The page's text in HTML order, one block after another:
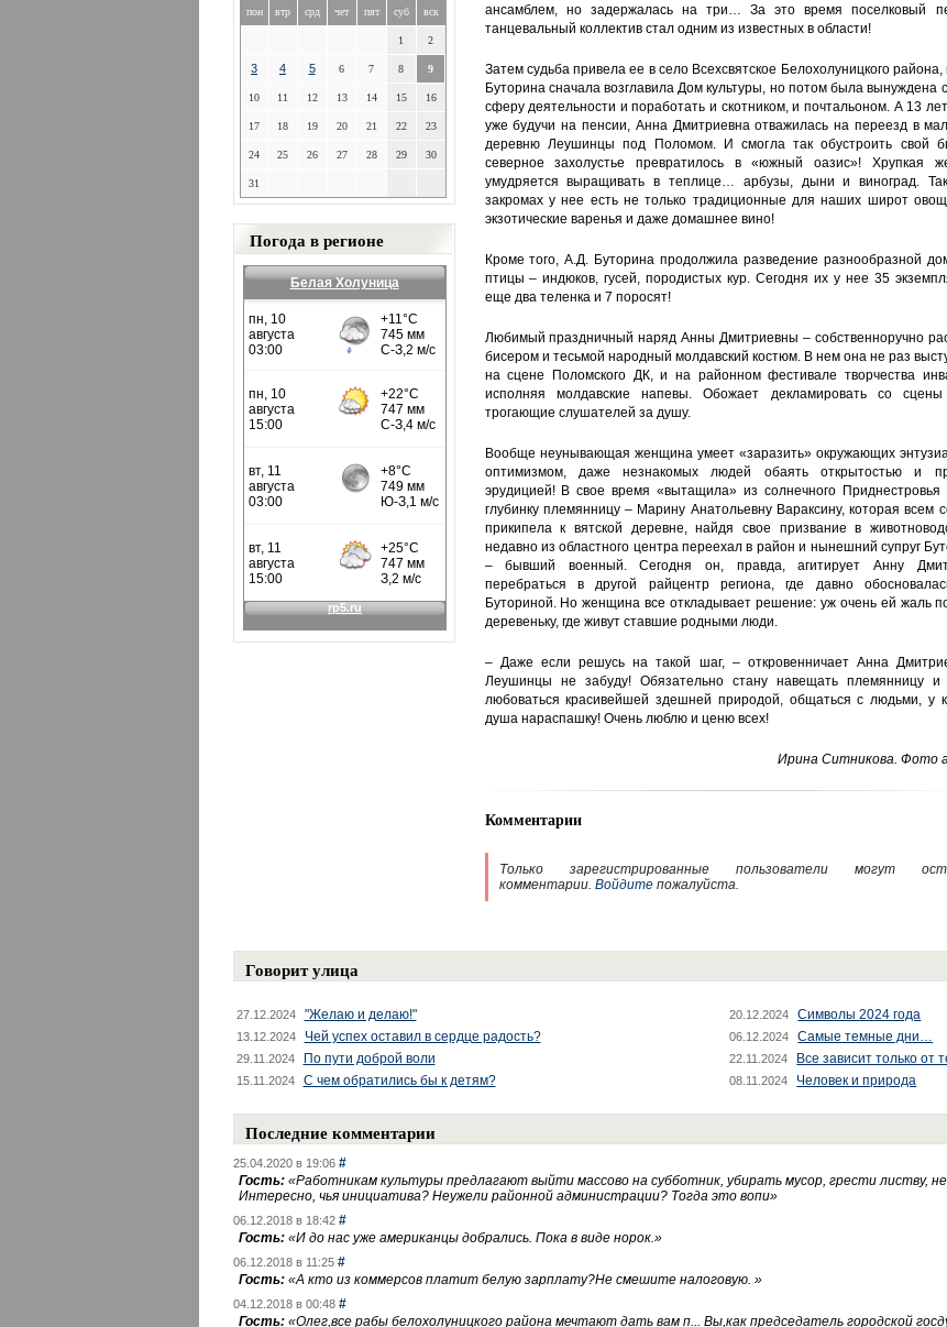
пон втр срд чет пят суб вск
1 2
3 4 5 6 7 8 9
10 11 12 13 14 15 16
17 18 19 20 21 22 23
24 25 26 27 28 29 30
31
Погода в регионе
Белая Холуница
ансамблем, но задержалась на три… За это время поселковый
танцевальный коллектив стал одним из известных в области!
Затем судьба привела ее в село Всехсвятское Белохолуницкого района,
Буторина сначала возглавила Дом культуры, но потом была вынуждена
сферу деятельности и поработать и скотником, и почтальоном. А 13
уже будучи на пенсии, Анна Дмитриевна отважилась на переезд в
деревню Леушинцы под Поломом. И смогла так обустроить свой
северное захолустье превратилось в «южный оазис»! Хрупкая
умудряется выращивать в теплице… арбузы, дыни и виноград.
закромах у нее есть не только традиционные для наших широт
экзотические варенья и даже домашнее вино!
Кроме того, А.Д. Буторина продолжила разведение разнообразной
птицы – индюков, гусей, породистых кур. Сегодня их у нее 35
еще два теленка и 7 поросят!
Любимый праздничный наряд Анны Дмитриевны – собственноручно
бисером и тесьмой народный молдавский костюм. В нем она не раз
на сцене Поломского ДК, и на районном фестивале творчества
исполняя молдавские напевы. Обожает декламировать со сцены
трогающие слушателей за душу.
Вообще неунывающая женщина умеет «заразить» окружающих
оптимизмом, даже незнакомых людей обаять открытостью и
эрудицией! В свое время «вытащила» из солнечного
глубинку племянницу – Марину Анатольевну Вараксину, которая всем
прикипела к вятской деревне, найдя свое призвание в
недавно из областного центра переехал в район и нынешний супруг
– бывший военный. Сегодня он, правда, агитирует Анну
перебраться в другой райцентр региона, где давно
Буториной. Но женщина все откладывает решение: уж очень ей жаль
деревеньку, где живут ставшие родными люди.
– Даже если решусь на такой шаг, – откровенничает Анна
Леушинцы не забуду! Обязательно стану навещать племянницу и
любоваться красивейшей здешней природой, общаться с людьми, у
душа нараспашку! Очень люблю и ценю всех!
Ирина Ситникова. Фото
Комментарии
Только зарегистрированные пользователи могут
комментарии. Войдитепожалуйста.
Говорит улица
27.12.2024 "Желаю и делаю!" 20.12.2024 Символы 2024 года
13.12.2024 Чей успех оставил в сердце радость? 06.12.2024 Самые темные дни…
29.11.2024 По пути доброй воли 22.11.2024 Все зависит только от
15.11.2024 С чем обратились бы к детям? 08.11.2024 Человек и природа
Последние комментарии
25.04.2020 в 19:06 #
Гость: «Работникам культуры предлагают выйти массово на субботник, убирать мусор, грести листву,
Интересно, чья инициатива? Неужели районной администрации? Тогда это вопи»
06.12.2018 в 18:42 #
Гость: «И до нас уже американцы добрались. Пока в виде норок.»
06.12.2018 в 11:25 #
Гость: «А кто из коммерсов платит белую зарплату?Не смешите налоговую. »
04.12.2018 в 00:48 #
Гость: «Олег,все рабы белохолуницкого района мечтают дать вам п... Вы,как председатель городской